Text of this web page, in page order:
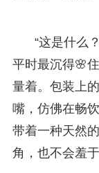
“这是什么
平时最沉得🌸
量着。包装上
嘴，仿佛在畅
带着一种天然
角，也不会羞